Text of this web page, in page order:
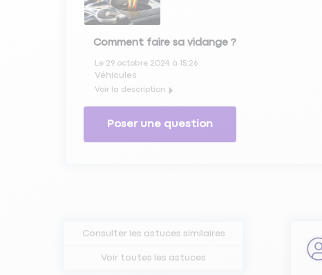
Comment faire sa vidange ?
Le 29 octobre 2024 à 15:26
Véhicules
Voir la description
Cette page va vous expliquer comment faire sa vidange par
Poser une question
Consulter les astuces similaires
Voir toutes les astuces